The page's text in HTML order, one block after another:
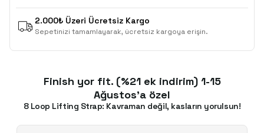
2.000₺ Üzeri Ücretsiz Kargo
Sepetinizi tamamlayarak, ücretsiz kargoya erişin.
Finish yor fit. (%21 ek indirim) 1-15
Ağustos'a özel
8 Loop Lifting Strap: Kavraman değil, kasların yorulsun!